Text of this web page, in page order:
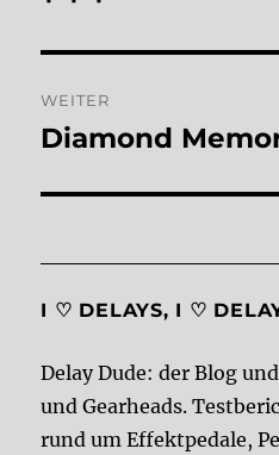
WEITER
Nächster
Diamond
I ♡ DELAYS, I ♡
Delay Dude: der Blog
und Gearheads.
rund um Effektpedale,